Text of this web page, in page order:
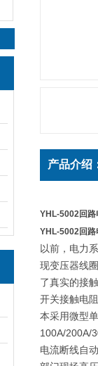
产品介绍
YHL-5002回路
YHL-5002回路
以前，电力
现变压器线
了真实的接
开关接触电
本采用微型
100A/200A/
电流断线自